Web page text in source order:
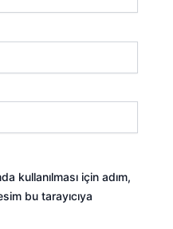
kullanılması için adım,
bu tarayıcıya